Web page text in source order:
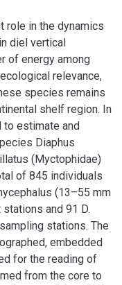
role in the dynamics
diel vertical
of energy among
relevance,
species remains
shelf region. In
to estimate and
Diaphus
(Myctophidae)
of 845 individuals
(13–55 mm
and 91 D.
stations. The
embedded
for the reading of
from the core to